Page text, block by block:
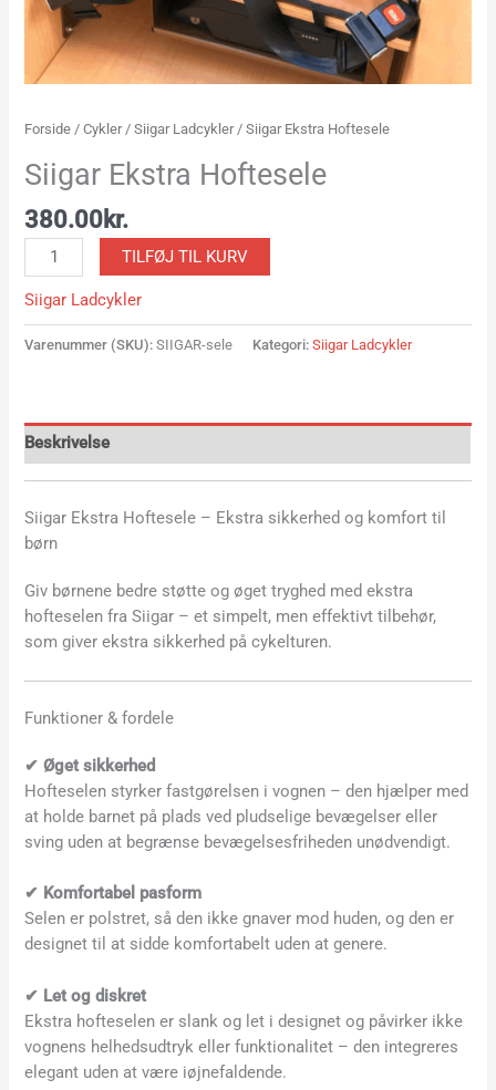
Forside /Cykler/Siigar Ladcykler/ Siigar Ekstra Hoftesele
Siigar Ekstra Hoftesele
380.00kr.
TILFØJ TIL KURV
Siigar Ladcykler
Varenummer (SKU):SIIGAR-sele Kategori:Siigar Ladcykler
Beskrivelse
Siigar Ekstra Hoftesele – Ekstra sikkerhed og komfort til
børn
Giv børnene bedre støtte og øget tryghed med ekstra
hofteselen fra Siigar – et simpelt, men effektivt tilbehør,
som giver ekstra sikkerhed på cykelturen.
Funktioner & fordele
✔ Øget sikkerhed
Hofteselen styrker fastgørelsen i vognen – den hjælper med
at holde barnet på plads ved pludselige bevægelser eller
sving uden at begrænse bevægelsesfriheden unødvendigt.
✔ Komfortabel pasform
Selen er polstret, så den ikke gnaver mod huden, og den er
designet til at sidde komfortabelt uden at genere.
✔ Let og diskret
Ekstra hofteselen er slank og let i designet og påvirker ikke
vognens helhedsudtryk eller funktionalitet – den integreres
elegant uden at være iøjnefaldende.